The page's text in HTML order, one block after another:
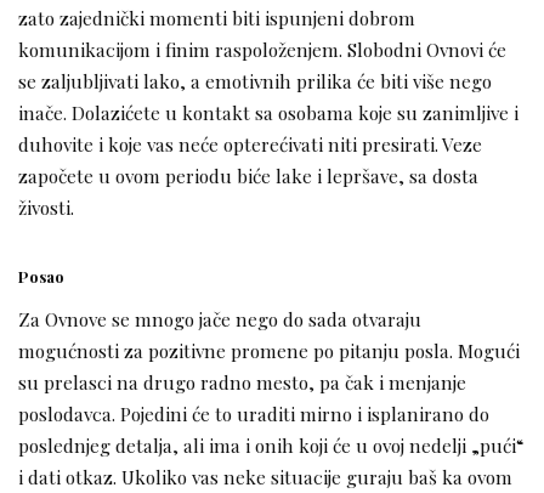
zato zajednički momenti biti ispunjeni dobrom
komunikacijom i finim raspoloženjem. Slobodni Ovnovi će
se zaljubljivati lako, a emotivnih prilika će biti više nego
inače. Dolazićete u kontakt sa osobama koje su zanimljive i
duhovite i koje vas neće opterećivati niti presirati. Veze
započete u ovom periodu biće lake i lepršave, sa dosta
živosti.
Posao
Za Ovnove se mnogo jače nego do sada otvaraju
mogućnosti za pozitivne promene po pitanju posla. Mogući
su prelasci na drugo radno mesto, pa čak i menjanje
poslodavca. Pojedini će to uraditi mirno i isplanirano do
poslednjeg detalja, ali ima i onih koji će u ovoj nedelji „pući“
i dati otkaz. Ukoliko vas neke situacije guraju baš ka ovom